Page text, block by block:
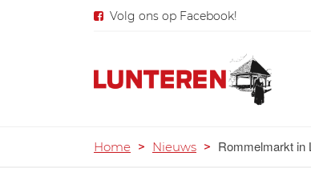
Volg ons op Facebook!
Home > Nieuws > Rommelmarkt in